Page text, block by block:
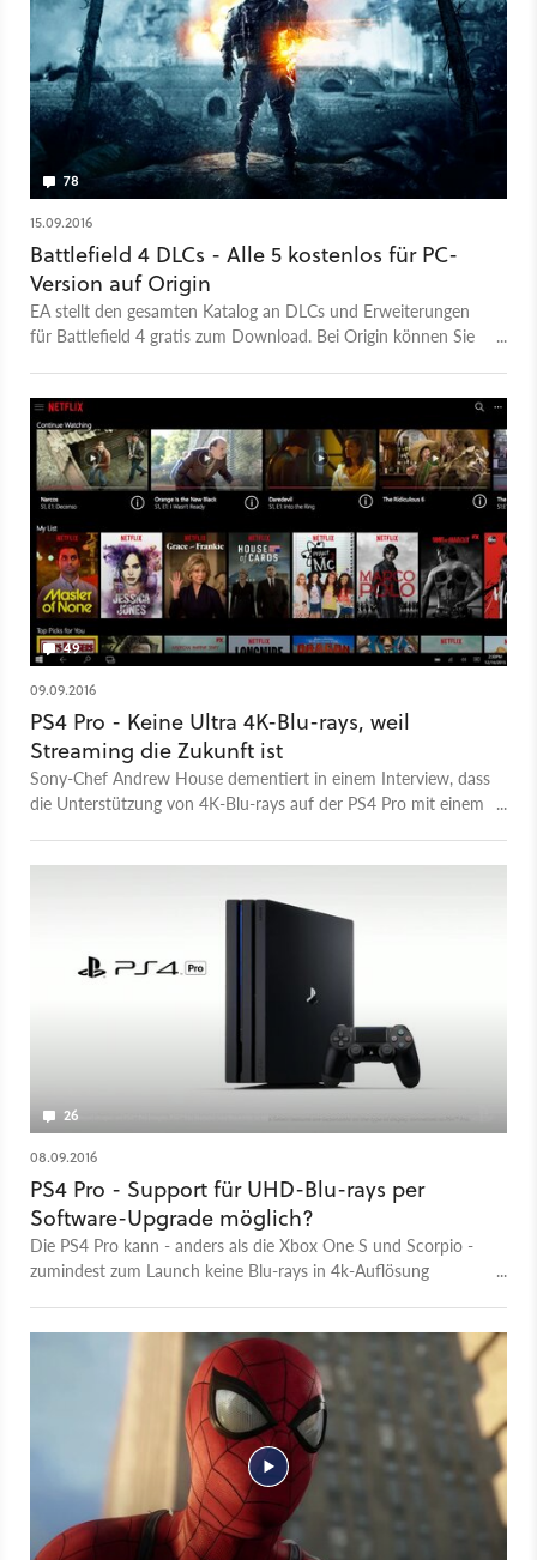
verschlägt. Außerdem bekommen wir erste Szenen zur
Kampfmechanik des Spiels präsentiert. Resident Evil 7:
Biohazard erscheint am 24. Januar für die PlayStation 4,
Xbox One und den PC.
78
15.09.2016
Battlefield 4 DLCs - Alle 5 kostenlos für PC-
Version auf Origin
EA stellt den gesamten Katalog an DLCs und Erweiterungen
für Battlefield 4 gratis zum Download. Bei Origin können Sie
kostenlos herunterladen.
49
09.09.2016
PS4 Pro - Keine Ultra 4K-Blu-rays, weil
Streaming die Zukunft ist
Sony-Chef Andrew House dementiert in einem Interview, dass
die Unterstützung von 4K-Blu-rays auf der PS4 Pro mit einem
26
08.09.2016
PS4 Pro - Support für UHD-Blu-rays per
Software-Upgrade möglich?
Die PS4 Pro kann - anders als die Xbox One S und Scorpio -
zumindest zum Launch keine Blu-rays in 4k-Auflösung